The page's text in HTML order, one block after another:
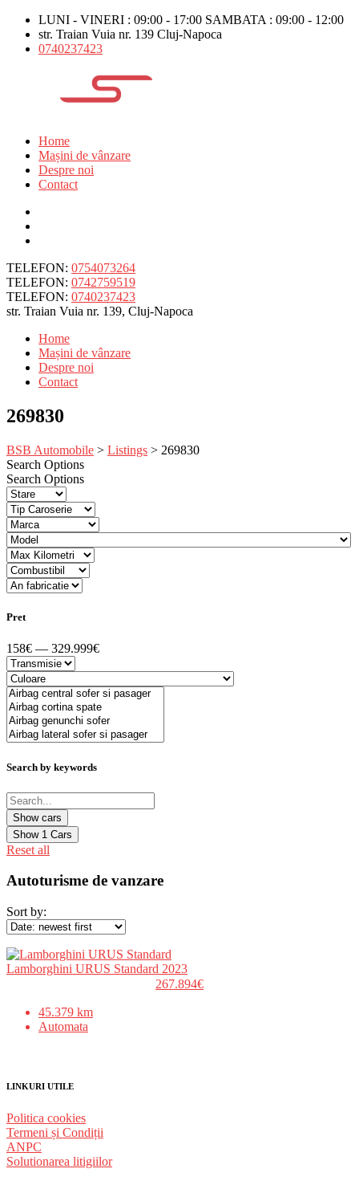
LUNI - VINERI : 09:00 - 17:00 SAMBATA : 09:00 - 12:00
str. Traian Vuia nr. 139 Cluj-Napoca
0740237423
Home
Mașini de vânzare
Despre noi
Contact
TELEFON: 0754073264
TELEFON: 0742759519
TELEFON: 0740237423
str. Traian Vuia nr. 139, Cluj-Napoca
Home
Mașini de vânzare
Despre noi
Contact
269830
BSB Automobile > Listings > 269830
Search Options
Search Options
Pret
158€ — 329.999€
Search by keywords
Show 1 Cars
Reset all
Autoturisme de vanzare
Sort by:
267.894€
Lamborghini URUS Standard 2023
45.379 km
Automata
LINKURI UTILE
Politica cookies
Termeni și Condiții
ANPC
Solutionarea litigiilor